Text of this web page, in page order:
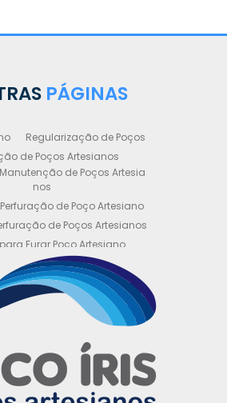
PÁGINAS
Regularização de Poços
de Poços Artesianos
de Poços Artesia
nos
de Poço Artesiano
de Poços Artesianos
Furar Poço Artesiano
Perfuração de Poço Artesiano
para Poço Semi Artesiano
de Poço Semi Artesiano
de Poços Artesiano
Licença de Perfuração de Poç
o Artesiano
de Poço Semi Artesiano
Perfuração de Poço Artesi